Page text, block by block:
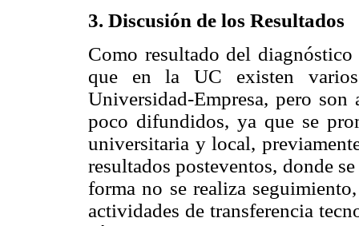
3. Discusión de los Resultados
Como resultado del
que en la UC existen
Universidad-Empresa, pero
poco difundidos, ya que se
universitaria y local,
resultados posteventos, donde
forma no se realiza
actividades de transferencia